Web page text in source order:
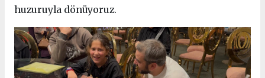
huzuruyla dönüyoruz.